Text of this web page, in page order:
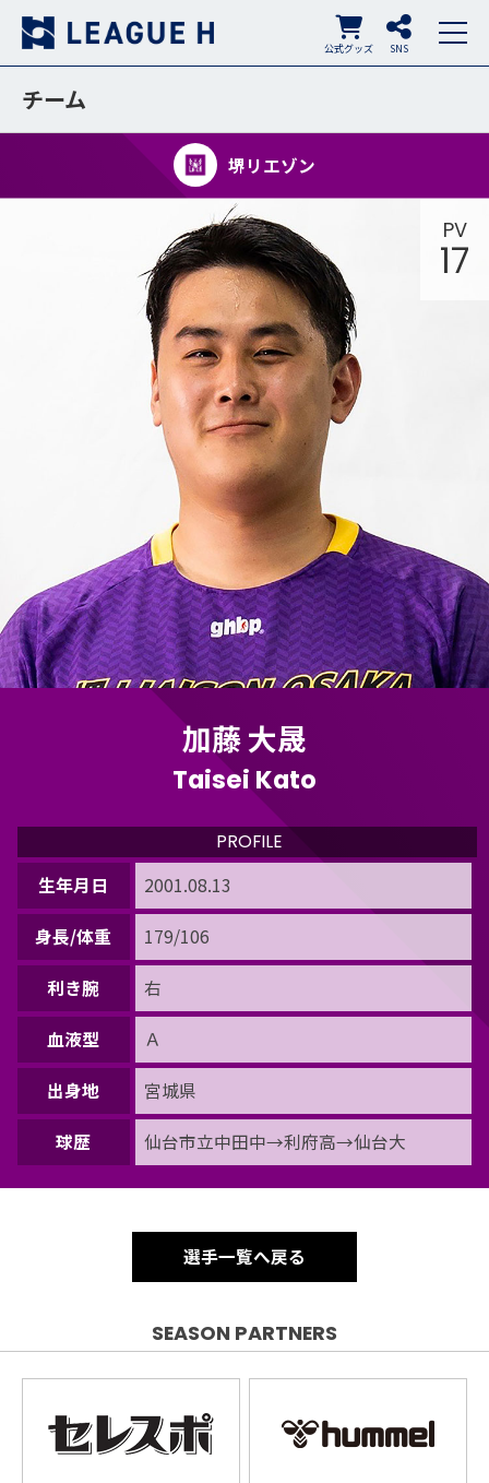
SNS
公式グッズ
チーム
堺リエゾン
加藤 大晟
Taisei Kato
PV
17
生年月日 2001.08.13
身長/体重 179/106
利き腕 右
血液型 Ａ
出身地 宮城県
球歴 仙台市立中田中→利府高→仙台大
PROFILE
選手一覧へ戻る
SEASON PARTNERS